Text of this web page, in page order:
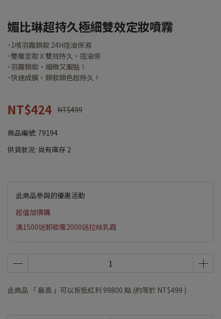
媚比琳超持久極細雙效定妝噴霧
˙1噴羽霧鎖妝 24H控油保濕
˙雙層定妝Ｘ雙效持久，控油保
˙羽霧鎖妝，細緻又服貼！
˙快速成膜，鎖妝鎖色超持久！
NT$424 NT$499
商品編號: 79194
供貨狀況: 尚有庫存 2
此商品參與的優惠活動
超值加價購
滿1500送卸妝膏2000送拉絲乳霜
此商品 「 最高 」可以折抵紅利 99800 點 (約等於 NT$499 )